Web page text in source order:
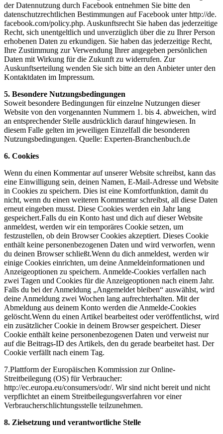
der Datennutzung durch Facebook entnehmen Sie bitte den
datenschutzrechtlichen Bestimmungen auf Facebook unter http://de.
facebook.com/policy.php. Auskunftsrecht Sie haben das jederzeitige
Recht, sich unentgeltlich und unverzüglich über die zu Ihrer Person
erhobenen Daten zu erkundigen. Sie haben das jederzeitige Recht,
Ihre Zustimmung zur Verwendung Ihrer angegeben persönlichen
Daten mit Wirkung für die Zukunft zu widerrufen. Zur
Auskunftserteilung wenden Sie sich bitte an den Anbieter unter den
Kontaktdaten im Impressum.
5. Besondere Nutzungsbedingungen
Soweit besondere Bedingungen für einzelne Nutzungen dieser
Website von den vorgenannten Nummern 1. bis 4. abweichen, wird
an entsprechender Stelle ausdrücklich darauf hingewiesen. In
diesem Falle gelten im jeweiligen Einzelfall die besonderen
Nutzungsbedingungen. Quelle: Experten‐Branchenbuch.de
6. Cookies
Wenn du einen Kommentar auf unserer Website schreibst, kann das
eine Einwilligung sein, deinen Namen, E-Mail-Adresse und Website
in Cookies zu speichern. Dies ist eine Komfortfunktion, damit du
nicht, wenn du einen weiteren Kommentar schreibst, all diese Daten
erneut eingeben musst. Diese Cookies werden ein Jahr lang
gespeichert.Falls du ein Konto hast und dich auf dieser Website
anmeldest, werden wir ein temporäres Cookie setzen, um
festzustellen, ob dein Browser Cookies akzeptiert. Dieses Cookie
enthält keine personenbezogenen Daten und wird verworfen, wenn
du deinen Browser schließt.Wenn du dich anmeldest, werden wir
einige Cookies einrichten, um deine Anmeldeinformationen und
Anzeigeoptionen zu speichern. Anmelde-Cookies verfallen nach
zwei Tagen und Cookies für die Anzeigeoptionen nach einem Jahr.
Falls du bei der Anmeldung „Angemeldet bleiben“ auswählst, wird
deine Anmeldung zwei Wochen lang aufrechterhalten. Mit der
Abmeldung aus deinem Konto werden die Anmelde-Cookies
gelöscht.Wenn du einen Artikel bearbeitest oder veröffentlichst, wird
ein zusätzlicher Cookie in deinem Browser gespeichert. Dieser
Cookie enthält keine personenbezogenen Daten und verweist nur
auf die Beitrags-ID des Artikels, den du gerade bearbeitet hast. Der
Cookie verfällt nach einem Tag.
7.Plattform der Europäischen Kommission zur Online-
Streitbeilegung (OS) für Verbraucher:
http://ec.europa.eu/consumers/odr/. Wir sind nicht bereit und nicht
verpflichtet an einem Streitbeilegungsverfahren vor einer
Verbraucherschlichtungsstelle teilzunehmen.
8. Zielsetzung und verantwortliche Stelle